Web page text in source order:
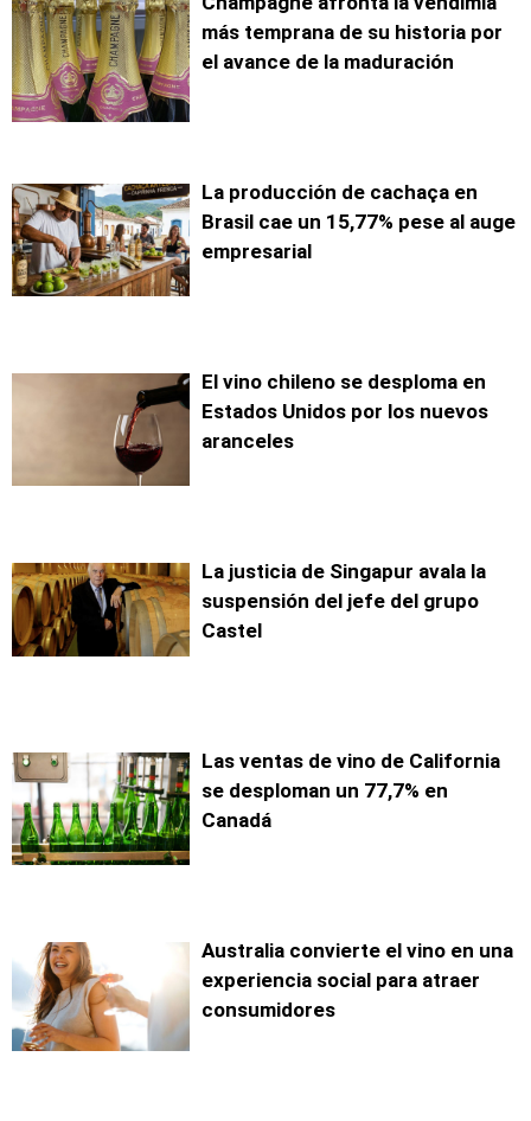
más temprana de su historia por
el avance de la maduración
La producción de cachaça en
Brasil cae un 15,77% pese al auge
empresarial
El vino chileno se desploma en
Estados Unidos por los nuevos
aranceles
La justicia de Singapur avala la
suspensión del jefe del grupo
Castel
Las ventas de vino de California
se desploman un 77,7% en
Canadá
Australia convierte el vino en una
experiencia social para atraer
consumidores